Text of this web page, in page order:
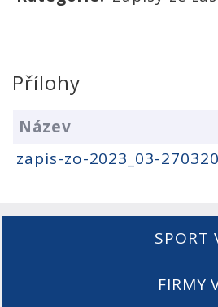
Přílohy
Název
zapis-zo-2023_03-
SPORT
FIRMY